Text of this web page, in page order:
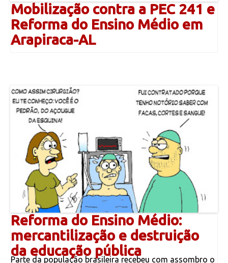
Mobilização contra a PEC 241 e
Reforma do Ensino Médio em
Arapiraca-AL
Reforma do Ensino Médio:
mercantilização e destruição
da educação pública
Parte da população brasileira recebeu com assombro o